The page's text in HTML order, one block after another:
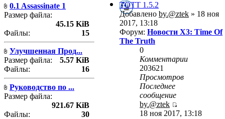
0.1 Assassinate 1
Размер файла:
45.15 KiB
Файлы:
15
Улучшенная Прод...
Размер файла:
5.57 KiB
Файлы:
16
Руководство по ...
Размер файла:
921.67 KiB
Файлы:
30
TOTT 1.5.2
Добавлено by.@ztek » 18 ноя
2017, 13:18
Форум: Новости X3: Time Of
The Truth
0
Комментарии
203621
Просмотров
Последнее
сообщение
by.@ztek
18 ноя 2017, 13:18